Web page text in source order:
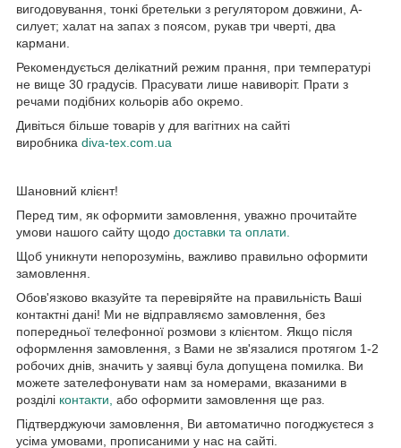
вигодовування, тонкі бретельки з регулятором довжини, А-
силует; халат на запах з поясом, рукав три чверті, два
кармани.
Рекомендується делікатний режим прання, при температурі
не вище 30 градусів. Прасувати лише навиворіт. Прати з
речами подібних кольорів або окремо.
Дивіться більше товарів у для вагітних на сайті
виробника diva-tex.com.ua
Шановний клієнт!
Перед тим, як оформити замовлення, уважно прочитайте
умови нашого сайту щодо доставки та оплати.
Щоб уникнути непорозумінь, важливо правильно оформити
замовлення.
Обов'язково вказуйте та перевіряйте на правильність Ваші
контактні дані! Ми не відправляємо замовлення, без
попередньої телефонної розмови з клієнтом. Якщо після
оформлення замовлення, з Вами не зв'язалися протягом 1-2
робочих днів, значить у заявці була допущена помилка. Ви
можете зателефонувати нам за номерами, вказаними в
розділі контакти, або оформити замовлення ще раз.
Підтверджуючи замовлення, Ви автоматично погоджуєтеся з
усіма умовами, прописаними у нас на сайті.